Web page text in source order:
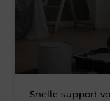
Snelle support